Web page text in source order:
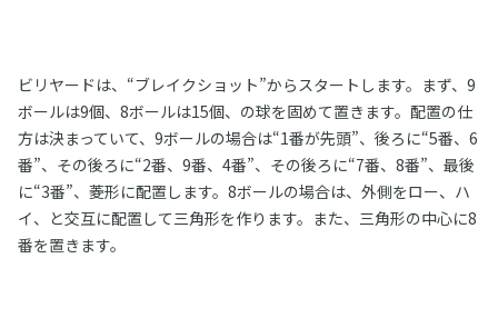
ビリヤードは、“ブレイクショット”からスタートします。まず、9
ボールは9個、8ボールは15個、の球を固めて置きます。配置の仕
方は決まっていて、9ボールの場合は“1番が先頭”、後ろに“5番、6
番”、その後ろに“2番、9番、4番”、その後ろに“7番、8番”、最後
に“3番”、菱形に配置します。8ボールの場合は、外側をロー、ハ
イ、と交互に配置して三角形を作ります。また、三角形の中心に8
番を置きます。